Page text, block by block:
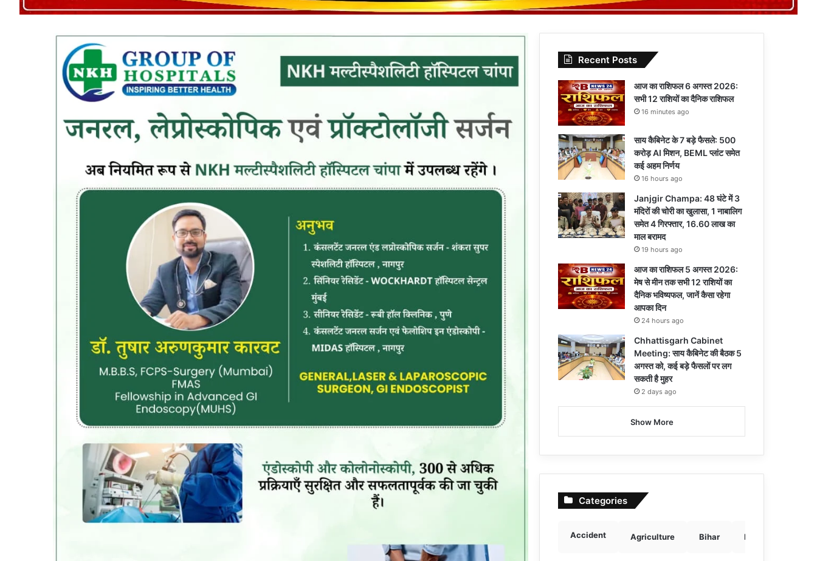
Recent Posts
आज का राशिफल 6 अगस्त 2026:
सभी 12 राशियों का दैनिक राशिफल
16 minutes ago
साय कैबिनेट के 7 बड़े फैसले: 500
करोड़ AI मिशन, BEML प्लांट समेत
कई अहम निर्णय
16 hours ago
Janjgir Champa: 48 घंटे में 3
मंदिरों की चोरी का खुलासा, 1 नाबालिग
समेत 4 गिरफ्तार, 16.60 लाख का
माल बरामद
19 hours ago
आज का राशिफल 5 अगस्त 2026:
मेष से मीन तक सभी 12 राशियों का
दैनिक भविष्यफल, जानें कैसा रहेगा
आपका दिन
24 hours ago
Chhattisgarh Cabinet
Meeting: साय कैबिनेट की बैठक 5
अगस्त को, कई बड़े फैसलों पर लग
सकती है मुहर
2 days ago
Show More
Categories
Accident Agriculture Bihar Breaking news